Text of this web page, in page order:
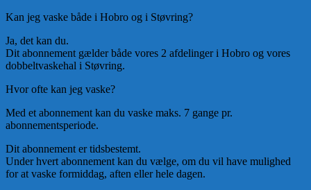
Kan jeg vaske både i Hobro og i Støvring?
Ja, det kan du.
Dit abonnement gælder både vores 2 afdelinger i Hobro og vores
dobbeltvaskehal i Støvring.
Hvor ofte kan jeg vaske?
Med et abonnement kan du vaske maks. 7 gange pr.
abonnementsperiode.
Dit abonnement er tidsbestemt.
Under hvert abonnement kan du vælge, om du vil have mulighed
for at vaske formiddag, aften eller hele dagen.